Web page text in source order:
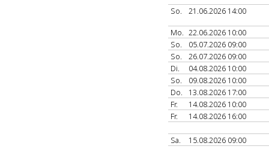
So.
21.06.2026 14:00
Mo. 22.06.2026 10:00
So.
05.07.2026 09:00
So.
26.07.2026 09:00
Di.
04.08.2026 10:00
So.
09.08.2026 10:00
Do.
13.08.2026 17:00
Fr.
14.08.2026 10:00
Fr.
14.08.2026 16:00
Sa. 15.08.2026 09:00